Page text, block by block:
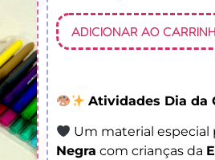
ADICIONAR AO
Atividades Dia da
Um material especial
Negra com crianças da